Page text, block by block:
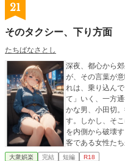
21
そのタクシー、下り方面
たちばなさとし
深夜、都心から
が、その言葉が
れは、乗り込ん
て」いく、一方通行の旅路で
かな男、小田切
す。しかし、そ
を内側から破壊
客である女性た
に穢されていく姿を愉しむ
大衆娯楽 完結 短編 R18